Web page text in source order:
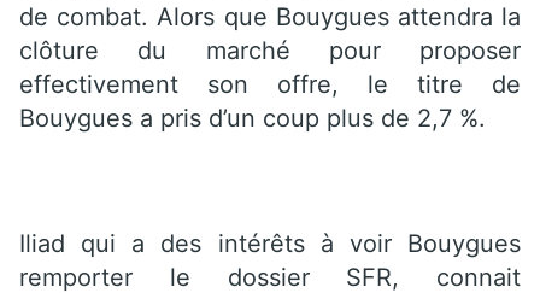
de combat. Alors que Bouygues attendra la
clôture du marché pour proposer
effectivement son offre, le titre de
Bouygues a pris d’un coup plus de 2,7 %.
Iliad qui a des intérêts à voir Bouygues
remporter le dossier SFR, connait